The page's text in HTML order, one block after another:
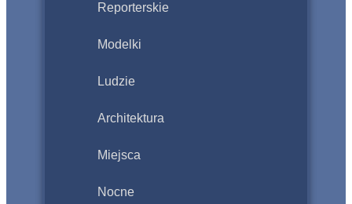
Reporterskie
Modelki
Ludzie
Architektura
Miejsca
Nocne